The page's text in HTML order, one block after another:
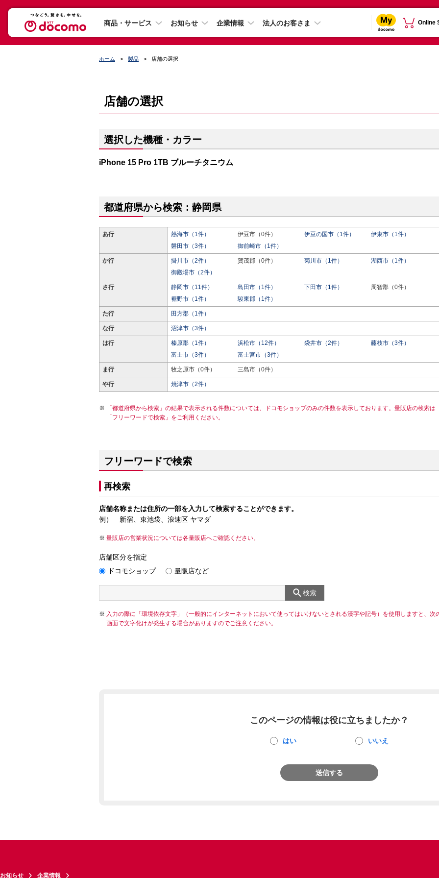
商品・サービス お知らせ 企業情報 法人のお客さま Online
ホーム 製品 店舗の選択
店舗の選択
選択した機種・カラー
iPhone 15 Pro 1TB ブルーチタニウム
都道府県から検索：静岡県
あ行 熱海市（1件） 伊豆市（0件） 伊豆の国市（1件）
伊東市（1件）
磐田市（3件）
御前崎市（1件）
か行 掛川市（2件） 賀茂郡（0件） 菊川市（1件）
湖西市（1件）
御殿場市（2件）
さ行 静岡市（11件） 島田市（1件） 下田市（1件）
周智郡（0件）
裾野市（1件）
駿東郡（1件）
た行 田方郡（1件）
な行 沼津市（3件）
は行 榛原郡（1件） 浜松市（12件） 袋井市（2件）
藤枝市（3件）
富士市（3件）
富士宮市（3件）
ま行 牧之原市（0件） 三島市（0件）
や行 焼津市（2件）
「都道府県から検索」の結果で表示される件数については、ドコモショップのみの件数を表示しております。量販店の検索は
「フリーワードで検索」をご利用ください。
フリーワードで検索
再検索
店舗名称または住所の一部を入力して検索することができます。
例） 新宿、東池袋、浪速区 ヤマダ
量販店の営業状況については各量販店へご確認ください。
店舗区分を指定
ドコモショップ
量販店など
検索
入力の際に「環境依存文字」（一般的にインターネットにおいて使ってはいけないとされる漢字や記号）を使用しますと、次
画面で文字化けが発生する場合がありますのでご注意ください。
このページの情報は役に立ちましたか？
はい いいえ
送信する
お知らせ 企業情報